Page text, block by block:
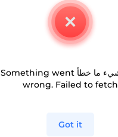
يوجد شيء ما خطأ Something went
wrong. Failed to fetch
Got it